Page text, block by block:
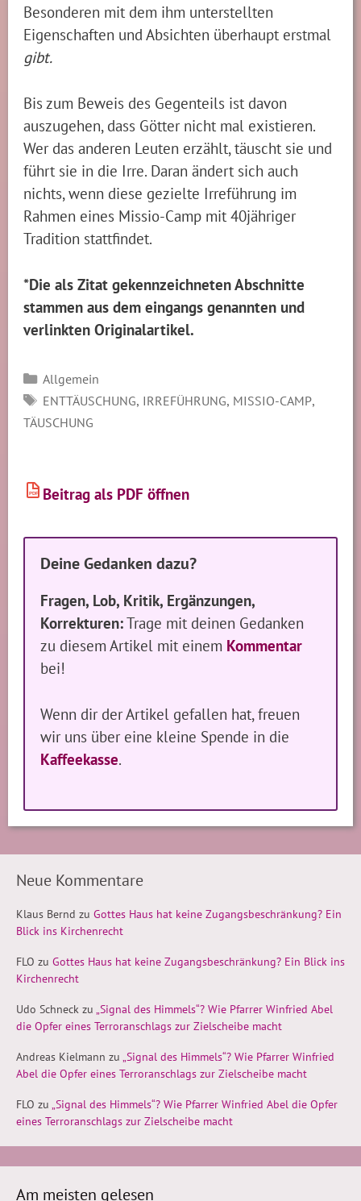
Besonderen mit dem ihm unterstellten
Eigenschaften und Absichten überhaupt erstmal
gibt.
Bis zum Beweis des Gegenteils ist davon
auszugehen, dass Götter nicht mal existieren.
Wer das anderen Leuten erzählt, täuscht sie und
führt sie in die Irre. Daran ändert sich auch
nichts, wenn diese gezielte Irreführung im
Rahmen eines Missio-Camp mit 40jähriger
Tradition stattfindet.
*Die als Zitat gekennzeichneten Abschnitte
stammen aus dem eingangs genannten und
verlinkten Originalartikel.
Kategorien
Allgemein
SCHLAGWÖRTER
ENTTÄUSCHUNG, IRREFÜHRUNG, MISSIO-CAMP,
TÄUSCHUNG
PDF Beitrag als PDF öffnen
Deine Gedanken dazu?
Fragen, Lob, Kritik, Ergänzungen,
Korrekturen:Trage mit deinen Gedanken
zu diesem Artikel mit einem Kommentar
bei!
Wenn dir der Artikel gefallen hat, freuen
wir uns über eine kleine Spende in die
Kaffeekasse.
Neue Kommentare
Klaus Bernd zu Gottes Haus hat keine Zugangsbeschränkung? Ein
Blick ins Kirchenrecht
FLO zu Gottes Haus hat keine Zugangsbeschränkung? Ein Blick ins
Kirchenrecht
Udo Schneck zu „Signal des Himmels“? Wie Pfarrer Winfried Abel
die Opfer eines Terroranschlags zur Zielscheibe macht
Andreas Kielmann zu „Signal des Himmels“? Wie Pfarrer Winfried
Abel die Opfer eines Terroranschlags zur Zielscheibe macht
FLO zu „Signal des Himmels“? Wie Pfarrer Winfried Abel die Opfer
eines Terroranschlags zur Zielscheibe macht
Am meisten gelesen